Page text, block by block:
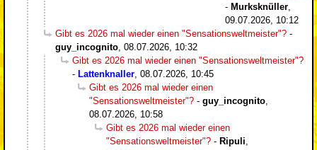
- Murksknüller
09.07.2026, 10:12
Gibt es 2026 mal wieder einen "Sensationsweltmeister"? -
guy_incognito 08.07.2026, 10:32
Gibt es 2026 mal wieder einen "Sensationsweltmeister"?
- Lattenknaller 08.07.2026, 10:45
Gibt es 2026 mal wieder einen
"Sensationsweltmeister"? - guy_incognito
08.07.2026, 10:58
Gibt es 2026 mal wieder einen
"Sensationsweltmeister"? - Ripuli